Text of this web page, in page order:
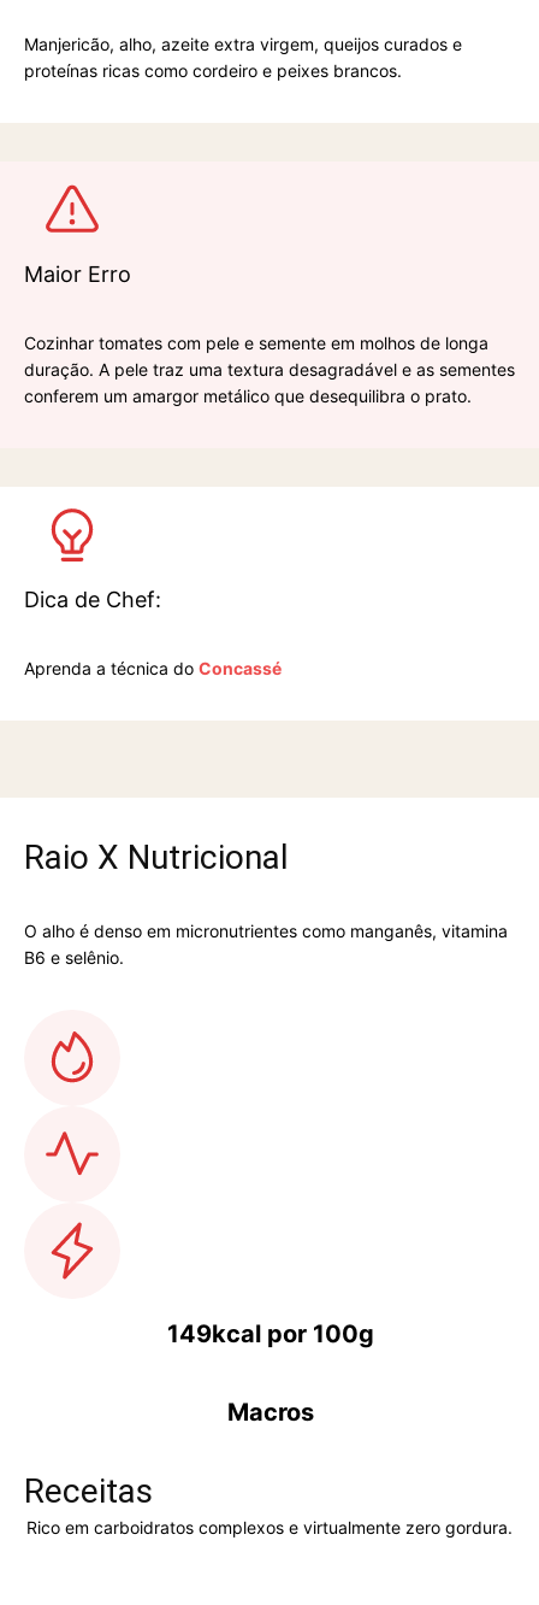
Manjericão, alho, azeite extra virgem, queijos curados e
proteínas ricas como cordeiro e peixes brancos.
Maior Erro
Cozinhar tomates com pele e semente em molhos de longa
duração. A pele traz uma textura desagradável e as sementes
conferem um amargor metálico que desequilibra o prato.
Dica de Chef:
Aprenda a técnica do Concassé
Raio X Nutricional
O alho é denso em micronutrientes como manganês, vitamina
B6 e selênio.
149kcal por 100g
Macros
Receitas
Rico em carboidratos complexos e virtualmente zero gordura.